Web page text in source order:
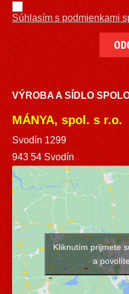
Súhlasím s podmienkami
VÝROBA A SÍDLO
MÁNYA, spol. s r.o.
Svodín 1299
943 54 Svodín
Kliknutím prijmete
a